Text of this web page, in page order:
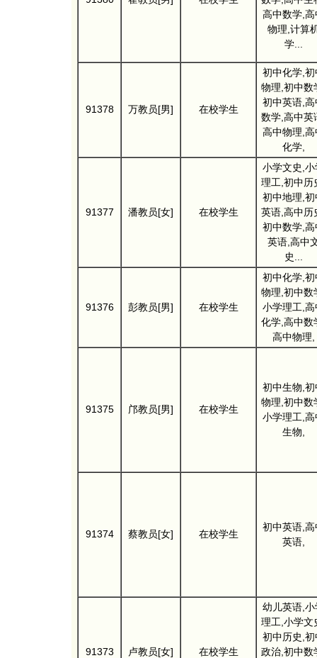
高中数学,高
物理,计算
学...
91378 万教员[男] 在校学生
初中化学,初
物理,初中数
初中英语,高
数学,高中英
高中物理,高
化学,
91377 潘教员[女] 在校学生
小学文史,小
理工,初中历
初中地理,初
英语,高中历
初中数学,高
英语,高中
史...
91376 彭教员[男] 在校学生
初中化学,初
物理,初中数
小学理工,高
化学,高中数
高中物理,
91375 邝教员[男] 在校学生
初中生物,初
物理,初中数
小学理工,高
生物,
91374 蔡教员[女] 在校学生
初中英语,高
英语,
91373 卢教员[女] 在校学生
幼儿英语,小
理工,小学文
初中历史,初
政治,初中数